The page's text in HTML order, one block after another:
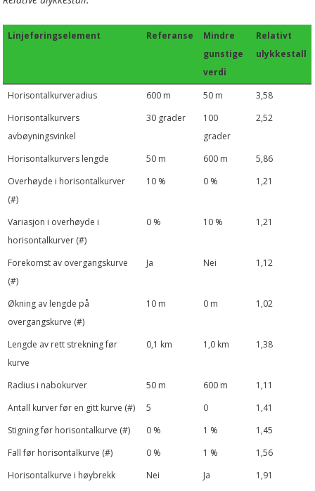
Linjeføringselement Referanse
Mindre
gunstige
verdi
Relativt
ulykkestall
Horisontalkurveradius 600 m 50 m
3,58
Horisontalkurvers
avbøyningsvinkel
30 grader
100
grader
2,52
Horisontalkurvers lengde 50 m 600 m
5,86
Overhøyde i horisontalkurver
(#)
10 % 0 % 1,21
Variasjon i overhøyde i
horisontalkurver (#)
0 % 10 % 1,21
Forekomst av overgangskurve
(#)
Ja Nei 1,12
Økning av lengde på
overgangskurve (#)
10 m 0 m 1,02
Lengde av rett strekning før
kurve
0,1 km 1,0 km 1,38
Radius i nabokurver 50 m 600 m
1,11
Antall kurver før en gitt kurve (#)
5 0
1,41
Stigning før horisontalkurve (#)
0 % 1 %
1,45
Fall før horisontalkurve (#)
0 % 1 %
1,56
Horisontalkurve i høybrekk
Nei Ja
1,91